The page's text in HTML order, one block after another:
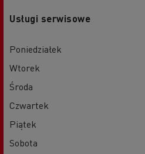
Usługi serwisowe
Poniedziałek
Wtorek
Środa
Czwartek
Piątek
Sobota